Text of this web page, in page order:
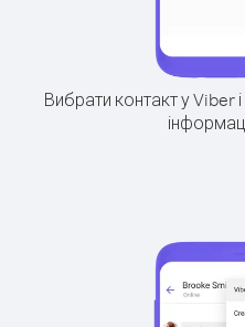
Вибрати контакт у Viber